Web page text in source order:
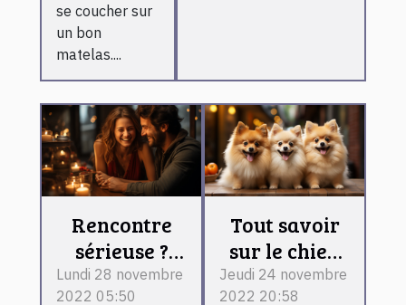
se coucher sur
un bon
matelas....
Rencontre
sérieuse ?
Voici ce qu'il
Lundi 28 novembre
2022 05:50
Tout savoir
sur le chien
Spitz
Jeudi 24 novembre
2022 20:58